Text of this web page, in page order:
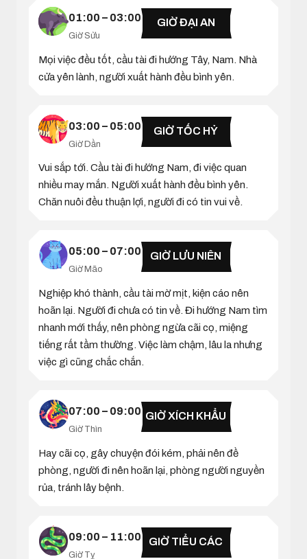
01:00 – 03:00
Giờ Sửu
GIỜ ĐẠI AN
Mọi việc đều tốt, cầu tài đi hướng Tây, Nam. Nhà
cửa yên lành, người xuất hành đều bình yên.
03:00 – 05:00
Giờ Dần
GIỜ TỐC HỶ
Vui sắp tới. Cầu tài đi hướng Nam, đi việc quan
nhiều may mắn. Người xuất hành đều bình yên.
Chăn nuôi đều thuận lợi, người đi có tin vui về.
05:00 – 07:00
Giờ Mão
GIỜ LƯU NIÊN
Nghiệp khó thành, cầu tài mờ mịt, kiện cáo nên
hoãn lại. Người đi chưa có tin về. Đi hướng Nam tìm
nhanh mới thấy, nên phòng ngừa cãi cọ, miệng
tiếng rất tầm thường. Việc làm chậm, lâu la nhưng
việc gì cũng chắc chắn.
07:00 – 09:00
Giờ Thìn
GIỜ XÍCH KHẨU
Hay cãi cọ, gây chuyện đói kém, phải nên đề
phòng, người đi nên hoãn lại, phòng người nguyền
rủa, tránh lây bệnh.
09:00 – 11:00
Giờ Tỵ
GIỜ TIỂU CÁC